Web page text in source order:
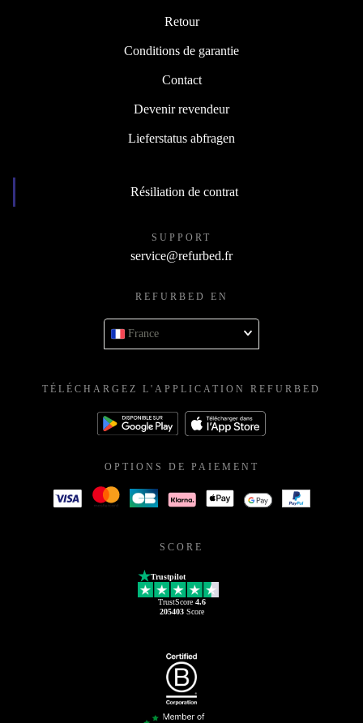
Retour
Conditions de garantie
Contact
Devenir revendeur
Lieferstatus abfragen
Résiliation de contrat
SUPPORT
service@refurbed.fr
REFURBED EN
France
TÉLÉCHARGEZ L'APPLICATION REFURBED
OPTIONS DE PAIEMENT
SCORE
Trustpilot
TrustScore 4.6
205403Score